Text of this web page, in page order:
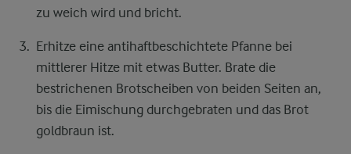
zu weich wird und bricht.
Erhitze eine antihaftbeschichtete Pfanne bei
mittlerer Hitze mit etwas Butter. Brate die
bestrichenen Brotscheiben von beiden Seiten an,
bis die Eimischung durchgebraten und das Brot
goldbraun ist.